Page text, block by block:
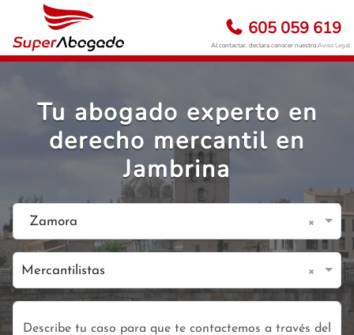
605 059 619
Al contactar, declara conocer nuestroAviso Legal
Tu abogado experto en
derecho mercantil en
Jambrina
Zamora ×
Mercantilistas ×